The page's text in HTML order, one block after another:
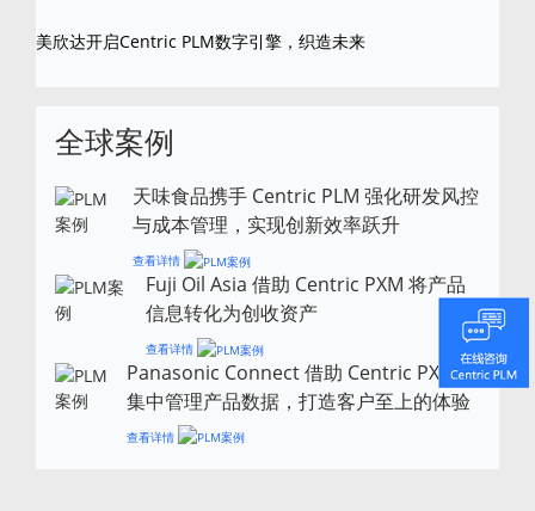
美欣达开启Centric PLM数字引擎，织造未来
全球案例
天味食品携手 Centric PLM 强化研发风控
与成本管理，实现创新效率跃升
查看详情
Fuji Oil Asia 借助 Centric PXM 将产品
信息转化为创收资产
查看详情
Panasonic Connect 借助 Centric PXM
集中管理产品数据，打造客户至上的体验
查看详情